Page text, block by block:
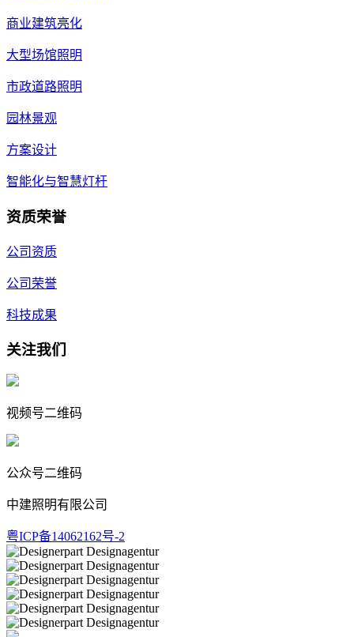
商业建筑亮化
大型场馆照明
市政道路照明
园林景观
方案设计
智能化与智慧灯杆
资质荣誉
公司资质
公司荣誉
科技成果
关注我们
视频号二维码
公众号二维码
中建照明有限公司
粤ICP备14062162号-2